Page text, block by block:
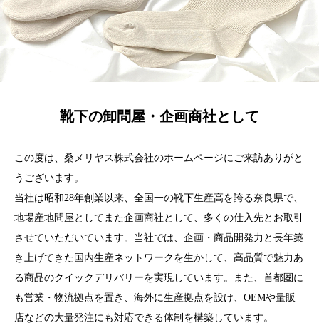
靴下の卸問屋・企画商社として
この度は、桑メリヤス株式会社のホームページにご来訪ありがと
うございます。
当社は昭和28年創業以来、全国一の靴下生産高を誇る奈良県で、
地場産地問屋としてまた企画商社として、多くの仕入先とお取引
させていただいています。当社では、企画・商品開発力と長年築
き上げてきた国内生産ネットワークを生かして、高品質で魅力あ
る商品のクイックデリバリーを実現しています。また、首都圏に
も営業・物流拠点を置き、海外に生産拠点を設け、OEMや量販
店などの大量発注にも対応できる体制を構築しています。